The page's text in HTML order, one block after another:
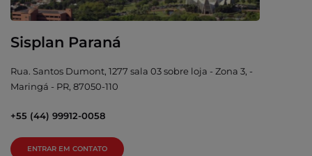
Sisplan Paraná
Rua. Santos Dumont, 1277 sala 03 sobre loja - Zona 3, -
Maringá - PR, 87050-110
+55 (44) 99912-0058
ENTRAR EM CONTATO